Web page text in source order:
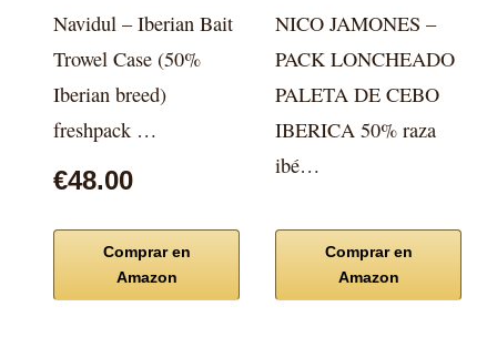
Navidul – Iberian Bait
Trowel Case (50%
Iberian breed)
freshpack …
€48.00
Comprar en
Amazon
NICO JAMONES –
PACK LONCHEADO
PALETA DE CEBO
IBERICA 50% raza
ibé…
Comprar en
Amazon